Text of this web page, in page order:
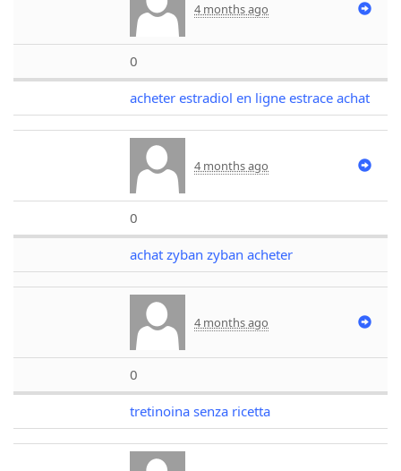
4 months ago
0
acheter estradiol en ligne estrace achat
4 months ago
0
achat zyban zyban acheter
4 months ago
0
tretinoina senza ricetta